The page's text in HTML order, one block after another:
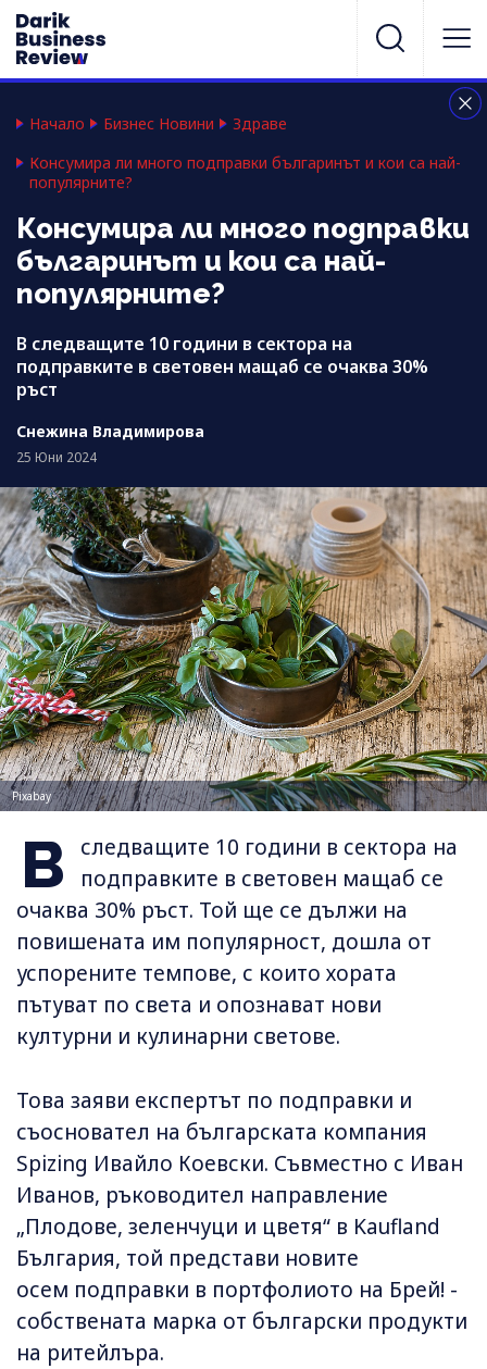
Начало Бизнес Новини
Здраве
Консумира ли много подправки българинът и кои са най-
популярните?
Консумира ли много подправки
българинът и кои са най-
популярните?
В следващите 10 години в сектора на
подправките в световен мащаб се очаква 30%
ръст
Снежина Владимирова
25 Юни 2024
Pixabay
В
следващите 10 години в сектора на
подправките в световен мащаб се
очаква 30% ръст. Той ще се дължи на
повишената им популярност, дошла от
успорените темпове, с които хората
пътуват по света и опознават нови
културни и кулинарни светове.
Това заяви експертът по подправки и
съосновател на българската компания
Spizing Ивайло Коевски. Съвместно с Иван
Иванов, ръководител направление
„Плодове, зеленчуци и цветя“ в Kaufland
България, той представи новите
осем подправки в портфолиото на Брей! -
собствената марка от български продукти
на ритейлъра.